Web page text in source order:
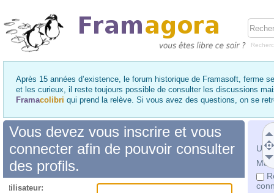
Après 15 années d’existence, le forum historique de Framasoft, ferme
et les curieux, il reste toujours possible de consulter les discussions
Framacolibri qui prend la relève. Si vous avez des questions, on se
Mot
Vous devez vous inscrire et vous
connecter afin de pouvoir consulter
des profils.